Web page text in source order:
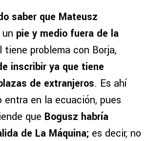
saber que Mateusz
pie y medio fuera de la
tiene problema con Borja,
inscribir ya que tiene
de extranjeros. Es ahí
entra en la ecuación, pues
que Bogusz habría
de La Máquina; es decir, no